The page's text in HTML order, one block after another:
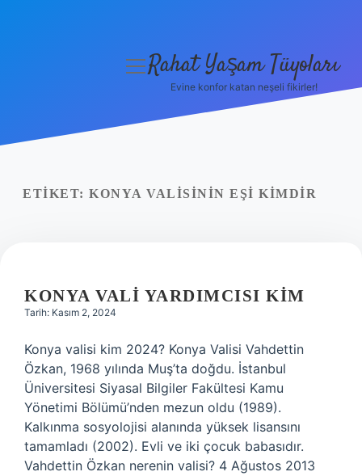
Yasal Uyarı
menüyü
Rahat Yaşam Tüyoları
Evine konfor katan neşeli fikirler!
ETIKET: KONYA VALISININ EŞI KIMDIR
KONYA VALI YARDIMCISI KIM
Tarih: Kasım 2, 2024
Konya valisi kim 2024? Konya Valisi Vahdettin
Özkan, 1968 yılında Muş’ta doğdu. İstanbul
Üniversitesi Siyasal Bilgiler Fakültesi Kamu
Yönetimi Bölümü’nden mezun oldu (1989).
Kalkınma sosyolojisi alanında yüksek lisansını
tamamladı (2002). Evli ve iki çocuk babasıdır.
Vahdettin Özkan nerenin valisi? 4 Ağustos 2013